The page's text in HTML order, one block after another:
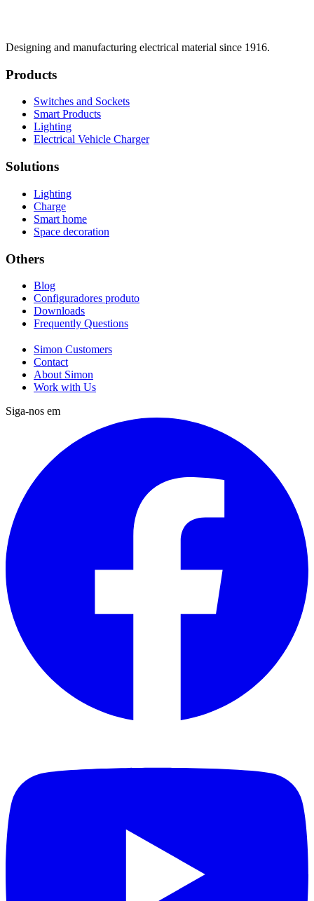
Designing and manufacturing electrical material since 1916.
Products
Switches and Sockets
Smart Products
Lighting
Electrical Vehicle Charger
Solutions
Lighting
Charge
Smart home
Space decoration
Others
Blog
Configuradores produto
Downloads
Frequently Questions
Simon Customers
Contact
About Simon
Work with Us
Siga-nos em